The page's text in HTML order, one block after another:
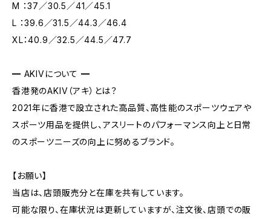
M ：37／30.5／41／45.1
L ：39.6／31.5／44.3／46.4
XL：40.9／32.5／44.5／47.7
━ AKIVについて ━
香港発のAKIV（アキ）とは？
2021年に香港で設立された高品質、高性能のスポーツウェアや
スポーツ用品を提供し、アスリートのパフォーマンス向上と日常
のスポーツニーズの向上に努めるブランド。
【お願い】
当店は、店頭販売分と在庫を共有しています。
可能な限り、在庫状況は更新していますが、注文後、店頭での販